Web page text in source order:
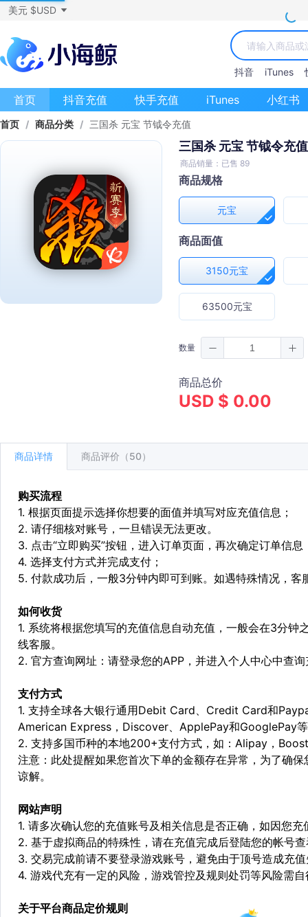
美元 $USD
抖音 iTunes
首页 抖音充值 快手充值 iTunes 小红书
首页 / 商品分类 / 三国杀 元宝 节钺令充值
三国杀 元宝 节钺令充值
商品销量：已售 89
商品规格
元宝
商品面值
3150元宝
63500元宝
数量
商品总价
USD $ 0.00
商品详情 商品评价（50）
购买流程
1. 根据页面提示选择你想要的面值并填写对应充值信息；
2. 请仔细核对账号，一旦错误无法更改。
3. 点击“立即购买”按钮，进入订单页面，再次确定订单信息
4. 选择支付方式并完成支付；
5. 付款成功后，一般3分钟内即可到账。如遇特殊情况，
如何收货
1. 系统将根据您填写的充值信息自动充值，一般会在3分
线客服。
2. 官方查询网址：请登录您的APP，并进入个人中心中查
支付方式
1. 支持全球各大银行通用Debit Card、Credit Card和
American Express，Discover、ApplePay和GooglePay
2. 支持多国币种的本地200+支付方式，如：Alipay，
注意：此处提醒如果您首次下单的金额存在异常，为了确
谅解。
网站声明
1. 请多次确认您的充值账号及相关信息是否正确，如因您
2. 基于虚拟商品的特殊性，请在充值完成后登陆您的帐号
3. 交易完成前请不要登录游戏账号，避免由于顶号造成充
4. 游戏代充有一定的风险，游戏管控及规则处罚等风险需
关于平台商品定价规则